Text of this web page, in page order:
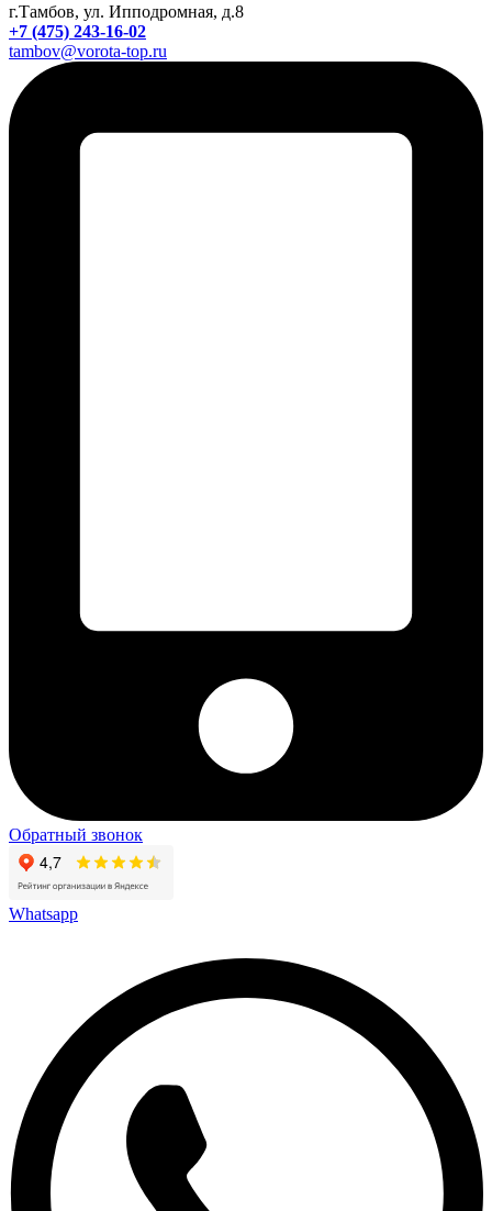
г.Тамбов, ул. Ипподромная, д.8
+7 (475) 243-16-02
tambov@vorota-top.ru
Обратный звонок
Whatsapp